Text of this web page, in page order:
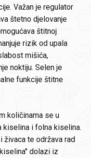
Važan je regulator
štetno djelovanje
štitnoj
rizik od upala
mišića,
noktiju. Selen je
funkcije štitne
količinama se u
kiselina i folna kiselina.
živaca te održava rad
dolazi iz